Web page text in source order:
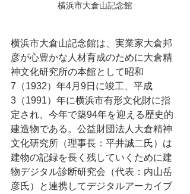
横浜市大倉山記念館
横浜市大倉山記念館は、実業家大倉邦
彦が心豊かな人材育成のために大倉精
神文化研究所の本館として昭和
7（1932）年4月9日に竣工、平成
3（1991）年に横浜市有形文化財に指
定され、今年で築94年を迎える歴史的
建造物である。公益財団法人大倉精神
文化研究所（理事長：平井誠二氏）は
建物の記録を長く残していくために建
物デジタル診断研究会（代表：内山岳
彦氏）と連携してデジタルアーカイブ